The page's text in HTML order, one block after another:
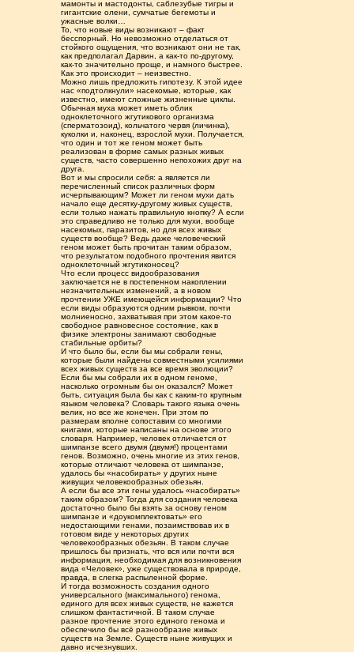
мамонты и мастодонты, саблезубые тигры и
гигантские олени, сумчатые бегемоты и
ужасные волки…
То, что новые виды возникают – факт
бесспорный. Но невозможно отделаться от
стойкого ощущения, что возникают они не так,
как предполагал Дарвин, а как-то по-другому,
как-то значительно проще, и намного быстрее.
Как это происходит – неизвестно.
Можно лишь предложить гипотезу. К этой идее
нас «подтолкнули» насекомые, которые, как
известно, имеют сложные жизненные циклы.
Обычная муха может иметь облик
одноклеточного жгутикового организма
(сперматозоид), кольчатого червя (личинка),
куколки и, наконец, взрослой мухи. Получается,
что один и тот же геном может быть
реализован в форме самых разных живых
существ, часто совершенно непохожих друг на
друга.
Вот и мы спросили себя: а является ли
перечисленный список различных форм
исчерпывающим? Может ли геном мухи дать
начало еще десятку-другому живых существ,
если только нажать правильную кнопку? А если
это справедливо не только для мухи, вообще
насекомых, паразитов, но для всех живых
существ вообще? Ведь даже человеческий
геном может быть прочитан таким образом,
что результатом подобного прочтения явится
одноклеточный жгутиконосец?
Что если процесс видообразования
заключается не в постепенном накоплении
незначительных изменений, а в новом
прочтении УЖЕ имеющейся информации? Что
если виды образуются одним рывком, почти
молниеносно, захватывая при этом какое-то
свободное равновесное состояние, как в
физике электроны занимают свободные
стабильные орбиты?
И что было бы, если бы мы собрали гены,
которые были найдены совместными усилиями
всех живых существ за все время эволюции?
Если бы мы собрали их в одном геноме,
насколько огромным бы он оказался? Может
быть, ситуация была бы как с каким-то крупным
языком человека? Словарь такого языка очень
велик, но все же конечен. При этом по
размерам вполне сопоставим со многими
книгами, которые написаны на основе этого
словаря. Например, человек отличается от
шимпанзе всего двумя (двумя!) процентами
генов. Возможно, очень многие из этих генов,
которые отличают человека от шимпанзе,
удалось бы «насобирать» у других ныне
живущих человекообразных обезьян.
А если бы все эти гены удалось «насобирать»
таким образом? Тогда для создания человека
достаточно было бы взять за основу геном
шимпанзе и «доукомплектовать» его
недостающими генами, позаимствовав их в
готовом виде у некоторых других
человекообразных обезьян. В таком случае
пришлось бы признать, что вся или почти вся
информация, необходимая для возникновения
вида «Человек», уже существовала в природе,
правда, в слегка распыленной форме.
И тогда возможность создания одного
универсального (максимального) генома,
единого для всех живых существ, не кажется
слишком фантастичной. В таком случае
разное прочтение этого единого генома и
обеспечило бы всё разнообразие живых
существ на Земле. Существ ныне живущих и
давно исчезнувших.